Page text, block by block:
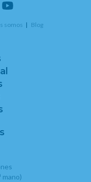
somos Blog
mano)